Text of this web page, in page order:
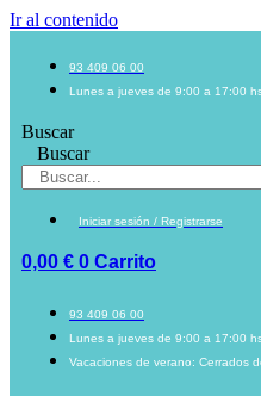
Ir al contenido
93 409 06 00
Lunes a jueves de 9:00 a 17:00
Buscar
Buscar
Iniciar sesión / Registrarse
0,00 € 0 Carrito
93 409 06 00
Lunes a jueves de 9:00 a 17:00
Vacaciones de verano: Cerrados